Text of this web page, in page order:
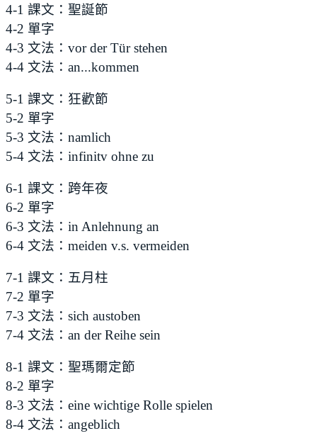
4-1 課文：聖誕節
4-2 單字
4-3 文法：vor der Tür stehen
4-4 文法：an...kommen
5-1 課文：狂歡節
5-2 單字
5-3 文法：namlich
5-4 文法：infinitv ohne zu
6-1 課文：跨年夜
6-2 單字
6-3 文法：in Anlehnung an
6-4 文法：meiden v.s. vermeiden
7-1 課文：五月柱
7-2 單字
7-3 文法：sich austoben
7-4 文法：an der Reihe sein
8-1 課文：聖瑪爾定節
8-2 單字
8-3 文法：eine wichtige Rolle spielen
8-4 文法：angeblich